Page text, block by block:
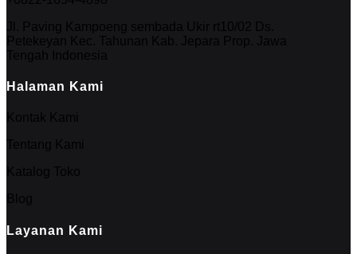
Jl. Paving Kampoeng sembada Ukir rt10/02 Ds.
Petekeyan Kec. Tahunan Kab. Jepara Prop. Jawa
Tengah Indonesia
Halaman Kami
Kontak Kami
Tentang Kami
Katalog Toko
Blog
Layanan Kami